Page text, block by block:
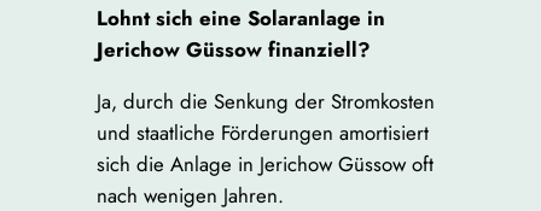
Lohnt sich eine Solaranlage in
Jerichow Güssow finanziell?
Ja, durch die Senkung der Stromkosten
und staatliche Förderungen amortisiert
sich die Anlage in Jerichow Güssow oft
nach wenigen Jahren.